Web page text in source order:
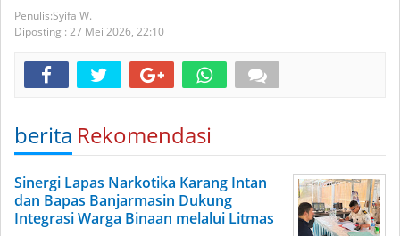
Syifa W.
Diposting : 27 Mei 2026, 22:10
berita Rekomendasi
Sinergi Lapas Narkotika Karang Intan
dan Bapas Banjarmasin Dukung
Integrasi Warga Binaan melalui Litmas